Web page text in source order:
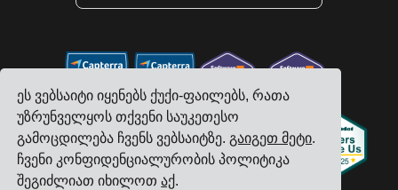
ეს ვებსაიტი იყენებს ქუქი-ფაილებს, რათა
უზრუნველყოს თქვენი საუკეთესო
გამოცდილება ჩვენს ვებსაიტზე. გაიგეთ მეტი.
ჩვენი კონფიდენციალურობის პოლიტიკა
შეგიძლიათ იხილოთაქ.